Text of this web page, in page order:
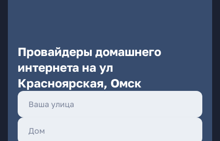
Провайдеры домашнего
интернета на ул
Красноярская, Омск